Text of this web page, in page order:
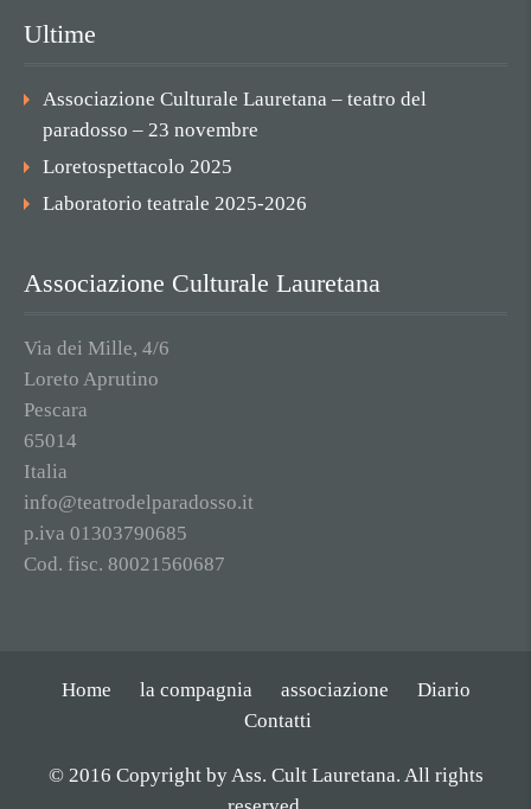
Ultime
Associazione Culturale Lauretana – teatro del
paradosso – 23 novembre
Loretospettacolo 2025
Laboratorio teatrale 2025-2026
Associazione Culturale Lauretana
Via dei Mille, 4/6
Loreto Aprutino
Pescara
65014
Italia
info@teatrodelparadosso.it
p.iva 01303790685
Cod. fisc. 80021560687
Home la compagnia associazione
Diario
Contatti
© 2016 Copyright by Ass. Cult Lauretana. All rights